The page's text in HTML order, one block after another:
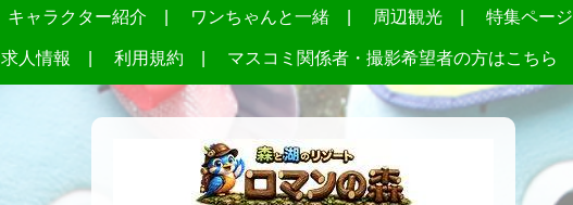
キャラクター紹介 ワンちゃんと一緒 周辺観光 特集ページ
求人情報 利用規約 マスコミ関係者・撮影希望者の方はこちら